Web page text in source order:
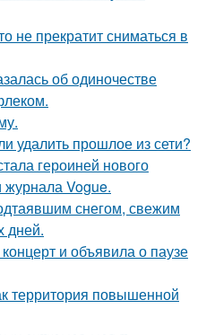
не прекратит сниматься в
об одиночестве
удалить прошлое из сети?
героиней нового
журнала Vogue.
снегом, свежим
дней.
и объявила о паузе
территория повышенной